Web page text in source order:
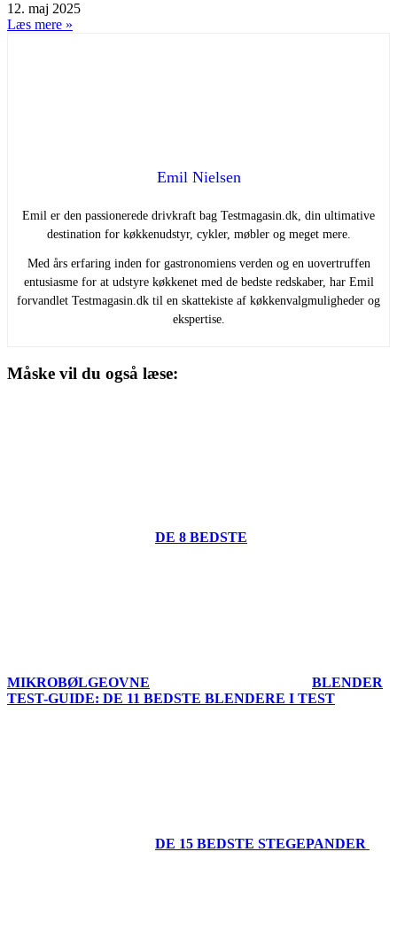
12. maj 2025
Læs mere »
Emil Nielsen
Emil er den passionerede drivkraft bag Testmagasin.dk, din ultimative
destination for køkkenudstyr, cykler, møbler og meget mere.
Med års erfaring inden for gastronomiens verden og en uovertruffen
entusiasme for at udstyre køkkenet med de bedste redskaber, har Emil
forvandlet Testmagasin.dk til en skattekiste af køkkenvalgmuligheder og
ekspertise.
Måske vil du også læse:
DE 8 BEDSTE
MIKROBØLGEOVNE
BLENDER
TEST-GUIDE: DE 11 BEDSTE BLENDERE I TEST
DE 15 BEDSTE STEGEPANDER